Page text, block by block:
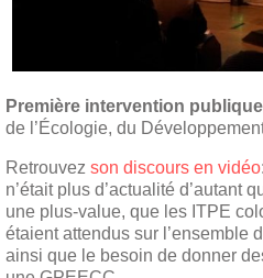
Première intervention
de l’Écologie, du
Retrouvez son discours en vidéo
n’était plus d’actualité d’autant
une plus-value, que les ITPE
étaient attendus sur l’ensemble
ainsi que le besoin de donner